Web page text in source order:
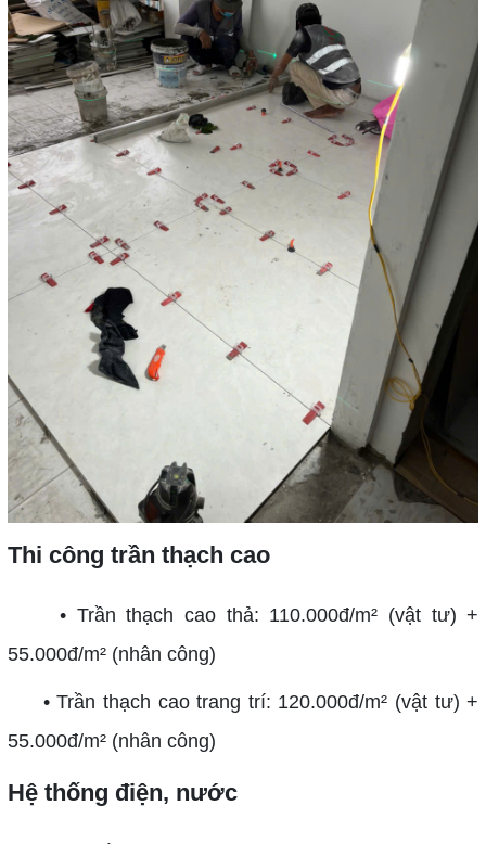
Thi công trần thạch cao
• Trần thạch cao thả: 110.000đ/m² (vật tư) +
55.000đ/m² (nhân công)
• Trần thạch cao trang trí: 120.000đ/m² (vật tư) +
55.000đ/m² (nhân công)
Hệ thống điện, nước